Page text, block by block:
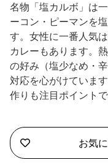
三島市
南伊豆町
函南町
西伊豆町
伊東市
伊豆の国市
宿泊・予約
旅程作成
AIルートプランナー
伊
名物「塩カルボ」は
ーコン・ピーマンを
す。女性に一番人気
カレーもあります。
の好み（塩少なめ・
対応を心がけていま
作りも注目ポイントで
お気